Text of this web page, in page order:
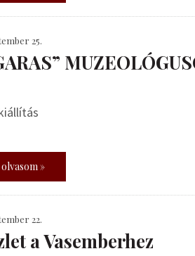
25.
»
22.
a Vasemberhez